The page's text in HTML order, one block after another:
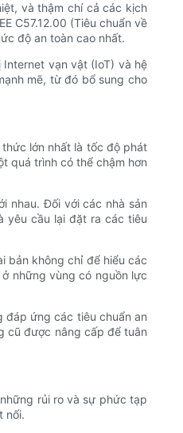
và thậm chí cả các kịch
C57.12.00 (Tiêu chuẩn về
độ an toàn cao nhất.
vạn vật (IoT) và hệ
mẽ, từ đó bổ sung cho
lớn nhất là tốc độ phát
quá trình có thể chậm hơn
nhau. Đối với các nhà sản
yêu cầu lại đặt ra các tiêu
bản không chỉ để hiểu các
những vùng có nguồn lực
đáp ứng các tiêu chuẩn an
cũ được nâng cấp để tuân
rủi ro và sự phức tạp
nối.